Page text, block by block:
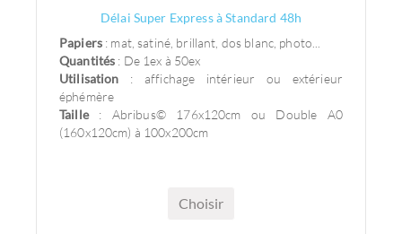
Délai Super Express à Standard 48h
Papiers : mat, satiné, brillant, dos blanc, photo...
Quantités : De 1ex à 50ex
Utilisation : affichage intérieur ou extérieur
éphémère
Taille: Abribus© 176x120cm ou Double A0
(160x120cm) à 100x200cm
Choisir